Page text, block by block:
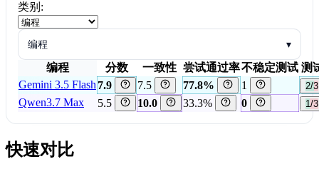
类别:
编程 ▾
编程 分数 一致性 尝试通过率不稳定测试 测
Gemini 3.5 Flash 7.9 7.5 77.8% 1 2/3
Qwen3.7 Max 5.5 10.0 33.3% 0 1/3
快速对比